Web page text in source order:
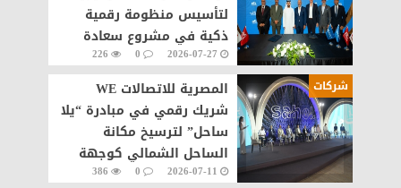
لتأسيس منظومة رقمية
ذكية في مشروع سعادة
القاهرة الجديدة
2026-07-27
0
226
شركات
المصرية للاتصالات WE
شريك رقمي في مبادرة “يلا
ساحل” لترسيخ مكانة
الساحل الشمالي كوجهة
سياحية عالمية
2026-07-11
0
386